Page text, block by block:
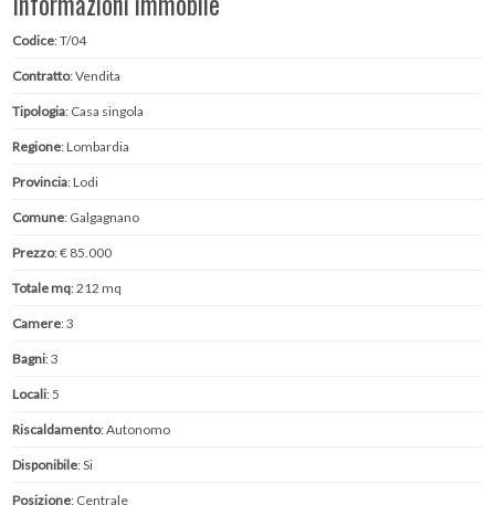
Codice: T/04
Contratto: Vendita
Tipologia: Casa singola
Regione: Lombardia
Provincia: Lodi
Comune: Galgagnano
Prezzo: € 85.000
Totale mq: 212 mq
Camere: 3
Bagni: 3
Locali: 5
Riscaldamento: Autonomo
Disponibile: Si
Posizione: Centrale